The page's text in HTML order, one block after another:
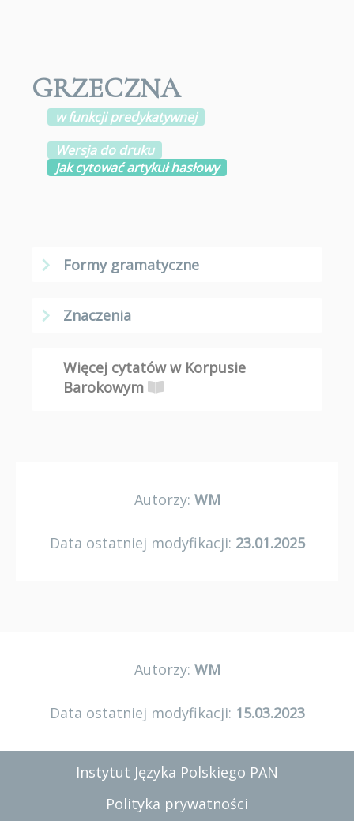
GRZECZNA
w funkcji predykatywnej
Wersja do druku
Jak cytować artykuł hasłowy
Formy gramatyczne
Znaczenia
Więcej cytatów w Korpusie
Barokowym
Autorzy: WM
Data ostatniej modyfikacji: 23.01.2025
Autorzy: WM
Data ostatniej modyfikacji: 15.03.2023
Instytut Języka Polskiego PAN
Polityka prywatności